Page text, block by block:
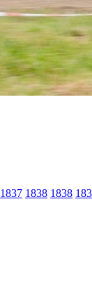
1837 1838 1838